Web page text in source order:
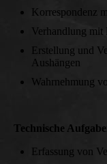
Korrespondenz
Verhandlung mit
Erstellung und
Aushängen
Wahrnehmung
Technische
Erfassung von